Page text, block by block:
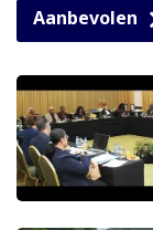
Aanbevolen